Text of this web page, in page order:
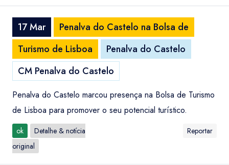
17 Mar
Penalva do Castelo na Bolsa de
Turismo de Lisboa
Penalva do Castelo
CM Penalva do Castelo
Penalva do Castelo marcou presença na Bolsa de Turismo
de Lisboa para promover o seu potencial turístico.
ok
Detalhe & notícia
original
Reportar